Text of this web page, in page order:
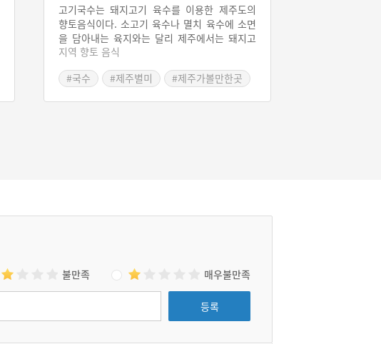
고기국수는 돼지고기 육수를 이용한 제주도의
향토음식이다. 소고기 육수나 멸치 육수에 소면
을 담아내는 육지와는 달리 제주에서는 돼지고
기와 돼지뼈를 우려낸 육수에 중면을 말고 돼지
고기 편육을 고명으로 얹어낸다.
지역 향토 음식
#국수
#제주별미 #제주가볼만한곳
불만족 매우불만족
등록